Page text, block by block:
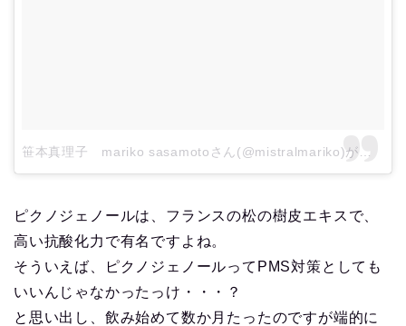
ピクノジェノールは、フランスの松の樹皮エキスで、
高い抗酸化力で有名ですよね。
そういえば、ピクノジェノールってPMS対策としても
いいんじゃなかったっけ・・・？
と思い出し、飲み始めて数か月たったのですが端的に